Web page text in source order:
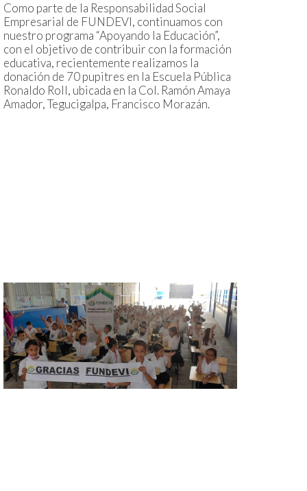
Como parte de la Responsabilidad Social
Empresarial de FUNDEVI, continuamos con
nuestro programa “Apoyando la Educación”,
con el objetivo de contribuir con la formación
educativa, recientemente realizamos la
donación de 70 pupitres en la Escuela Pública
Ronaldo Roll, ubicada en la Col. Ramón Amaya
Amador, Tegucigalpa, Francisco Morazán.